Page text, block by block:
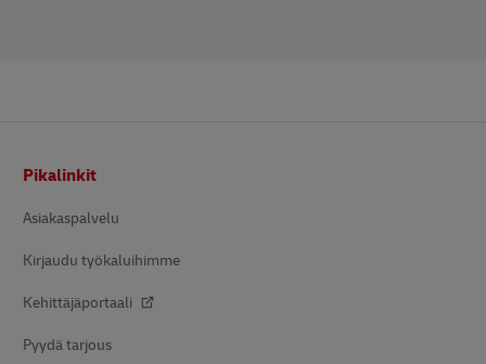
Pikalinkit
Asiakaspalvelu
Kirjaudu työkaluihimme
Kehittäjäportaali
Pyydä tarjous